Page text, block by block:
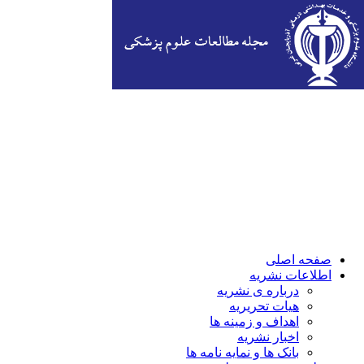
صفحه اصلی
اطلاعات نشریه
درباره ی نشریه
هیات تحریریه
اهداف و زمینه ها
اخبار نشریه
بانک ها و نمایه نامه ها